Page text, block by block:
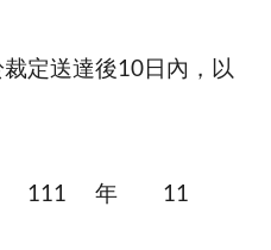
定送達後10日內，以
111 年 11